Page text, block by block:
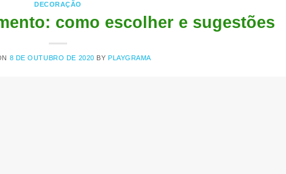
DECORAÇÃO
como escolher e sugestões
8 DE OUTUBRO DE 2020 BY PLAYGRAMA